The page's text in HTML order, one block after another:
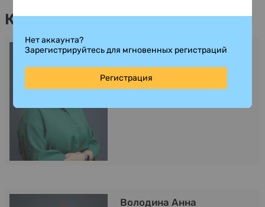
Контакты
Пикалова Дарья
+7 (812) 336-97-21 * 222
Володина Анна
Нет аккаунта?
Зарегистрируйтесь для мгновенных регистраций
Регистрация